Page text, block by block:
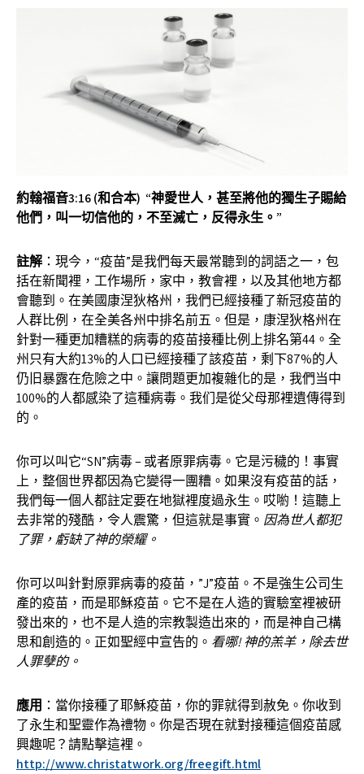
約翰福音3:16 (和合本) “神愛世人，甚至將他的獨生子賜給
他們，叫一切信他的，不至滅亡，反得永生。”
註解 ：現今，“疫苗”是我們每天最常聽到的詞語之一，包
括在新聞裡，工作場所，家中，教會裡，以及其他地方都
會聽到。在美國康涅狄格州，我們已經接種了新冠疫苗的
人群比例，在全美各州中排名前五。但是，康涅狄格州在
針對一種更加糟糕的病毒的疫苗接種比例上排名第44。全
州只有大約13%的人口已經接種了該疫苗，剩下87%的人
仍旧暴露在危險之中。讓問題更加複雜化的是，我們当中
100%的人都感染了這種病毒。我们是從父母那裡遺傳得到
的。
你可以叫它“SN”病毒 – 或者原罪病毒。它是污穢的！事實
上，整個世界都因為它變得一團糟。如果沒有疫苗的話，
我們每一個人都註定要在地獄裡度過永生。哎喲！這聽上
去非常的殘酷，令人震驚，但這就是事實。 因為世人都犯
了罪，虧缺了神的榮耀。
你可以叫針對原罪病毒的疫苗，”J”疫苗。不是強生公司生
產的疫苗，而是耶穌疫苗。它不是在人造的實驗室裡被研
發出來的，也不是人造的宗教製造出來的，而是神自己構
思和創造的。正如聖經中宣告的。 看哪!神的羔羊，除去世
人罪孽的。
應用 ：當你接種了耶穌疫苗，你的罪就得到赦免。你收到
了永生和聖靈作為禮物。你是否現在就對接種這個疫苗感
興趣呢？請點擊這裡。
http://www.christatwork.org/freegift.html